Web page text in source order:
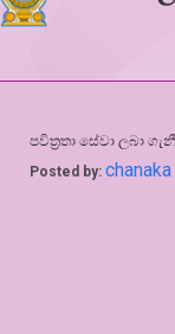
පවිත්‍රතා සේවා ලබා
Posted by: chanaka